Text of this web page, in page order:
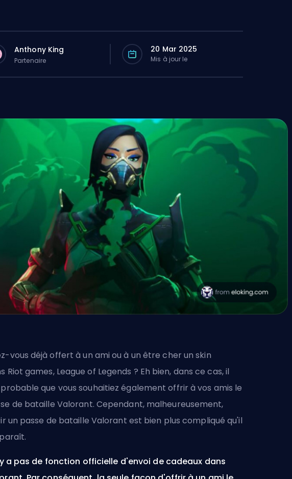
Anthony King
Partenaire
20 Mar 2025
Mis à jour le
vous déjà offert à un ami ou à un être cher unskin
Riot games, League of Legends ? Eh bien, dans ce cas, il
que vous souhaitiez également offrir à vos amis le
de bataille Valorant. Cependant, malheureusement,
un passe de bataille Valorant est bien plus compliqué qu'il
a pas de fonction officielle d'envoi de cadeaux dans